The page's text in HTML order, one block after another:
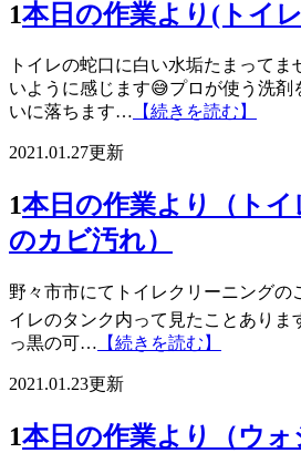
1本日の作業より(トイ
トイレの蛇口に白い水垢たまってま
いように感じます😅プロが使う洗剤
いに落ちます… 【続きを読む】
2021.01.27更新
1本日の作業より（ト
のカビ汚れ）
野々市市にてトイレクリーニングの
イレのタンク内って見たことありま
っ黒の可… 【続きを読む】
2021.01.23更新
1本日の作業より（ウ